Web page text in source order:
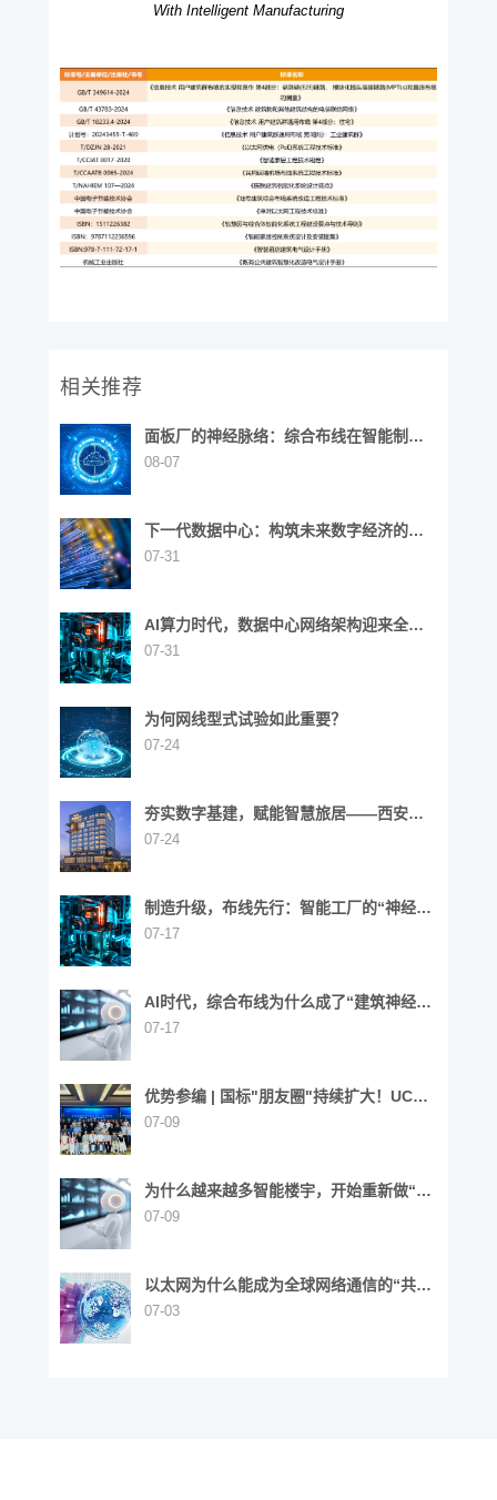
With Intelligent Manufacturing
相关推荐
面板厂的神经脉络：综合布线在智能制造
中的战略价值
08-07
下一代数据中心：构筑未来数字经济的基
石
07-31
AI算力时代，数据中心网络架构迎来全面
演进
07-31
为何网线型式试验如此重要？
07-24
夯实数字基建，赋能智慧旅居——西安高
新区英迪格酒店
07-24
制造升级，布线先行：智能工厂的“神经网
络”重构之路
07-17
AI时代，综合布线为什么成了“建筑神经网
络”？
07-17
优势参编 | 国标"朋友圈"持续扩大！UCS
同步参与6项国家标准制定
07-09
为什么越来越多智能楼宇，开始重新做“布
线”这件事？
07-09
以太网为什么能成为全球网络通信的“共同
语言”？
07-03